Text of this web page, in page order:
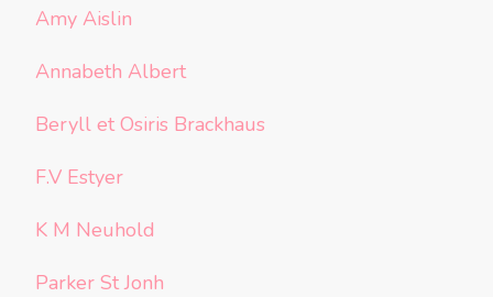
Amy Aislin
Annabeth Albert
Beryll et Osiris Brackhaus
F.V Estyer
K M Neuhold
Parker St Jonh